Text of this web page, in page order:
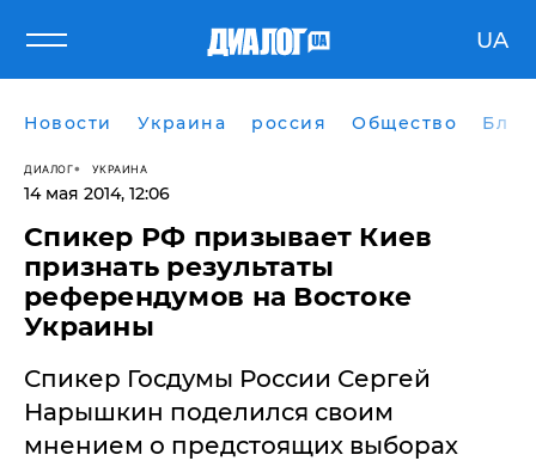
UA
Новости Украина россия Общество
ДИАЛОГ УКРАИНА
14 мая 2014, 12:06
Спикер РФ призывает Киев
признать результаты
референдумов на Востоке
Украины
Спикер Госдумы России Сергей
Нарышкин поделился своим
мнением о предстоящих выборах